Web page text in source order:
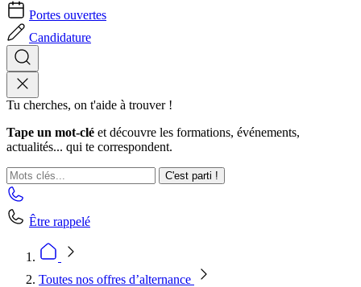
Portes ouvertes
Candidature
Tu cherches, on t'aide à trouver !
Tape un mot-clé et découvre les formations, événements,
actualités... qui te correspondent.
C'est parti !
Être rappelé
Toutes nos offres d’alternance